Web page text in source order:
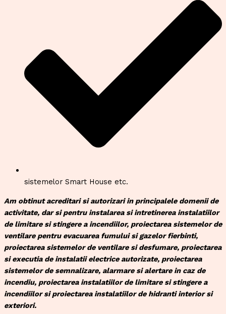
sistemelor Smart House etc.
Am obtinut acreditari si autorizari in principalele domenii de
activitate, dar si pentru instalarea si intretinerea instalatiilor
de limitare si stingere a incendiilor, proiectarea sistemelor de
ventilare pentru evacuarea fumului si gazelor fierbinti,
proiectarea sistemelor de ventilare si desfumare, proiectarea
si executia de instalatii electrice autorizate, proiectarea
sistemelor de semnalizare, alarmare si alertare in caz de
incendiu, proiectarea instalatiilor de limitare si stingere a
incendiilor si proiectarea instalatiilor de hidranti interior si
exteriori.